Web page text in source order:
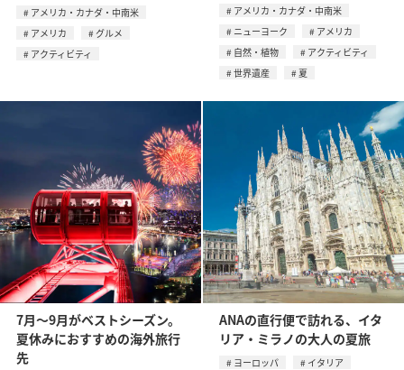
アメリカ・カナダ・中南米
アメリカ
グルメ
アクティビティ
アメリカ・カナダ・中南米
ニューヨーク
アメリカ
自然・植物
アクティビティ
世界遺産
夏
7月〜9月がベストシーズン。
夏休みにおすすめの海外旅行
先
ANAの直行便で訪れる、イタ
リア・ミラノの大人の夏旅
ヨーロッパ
イタリア